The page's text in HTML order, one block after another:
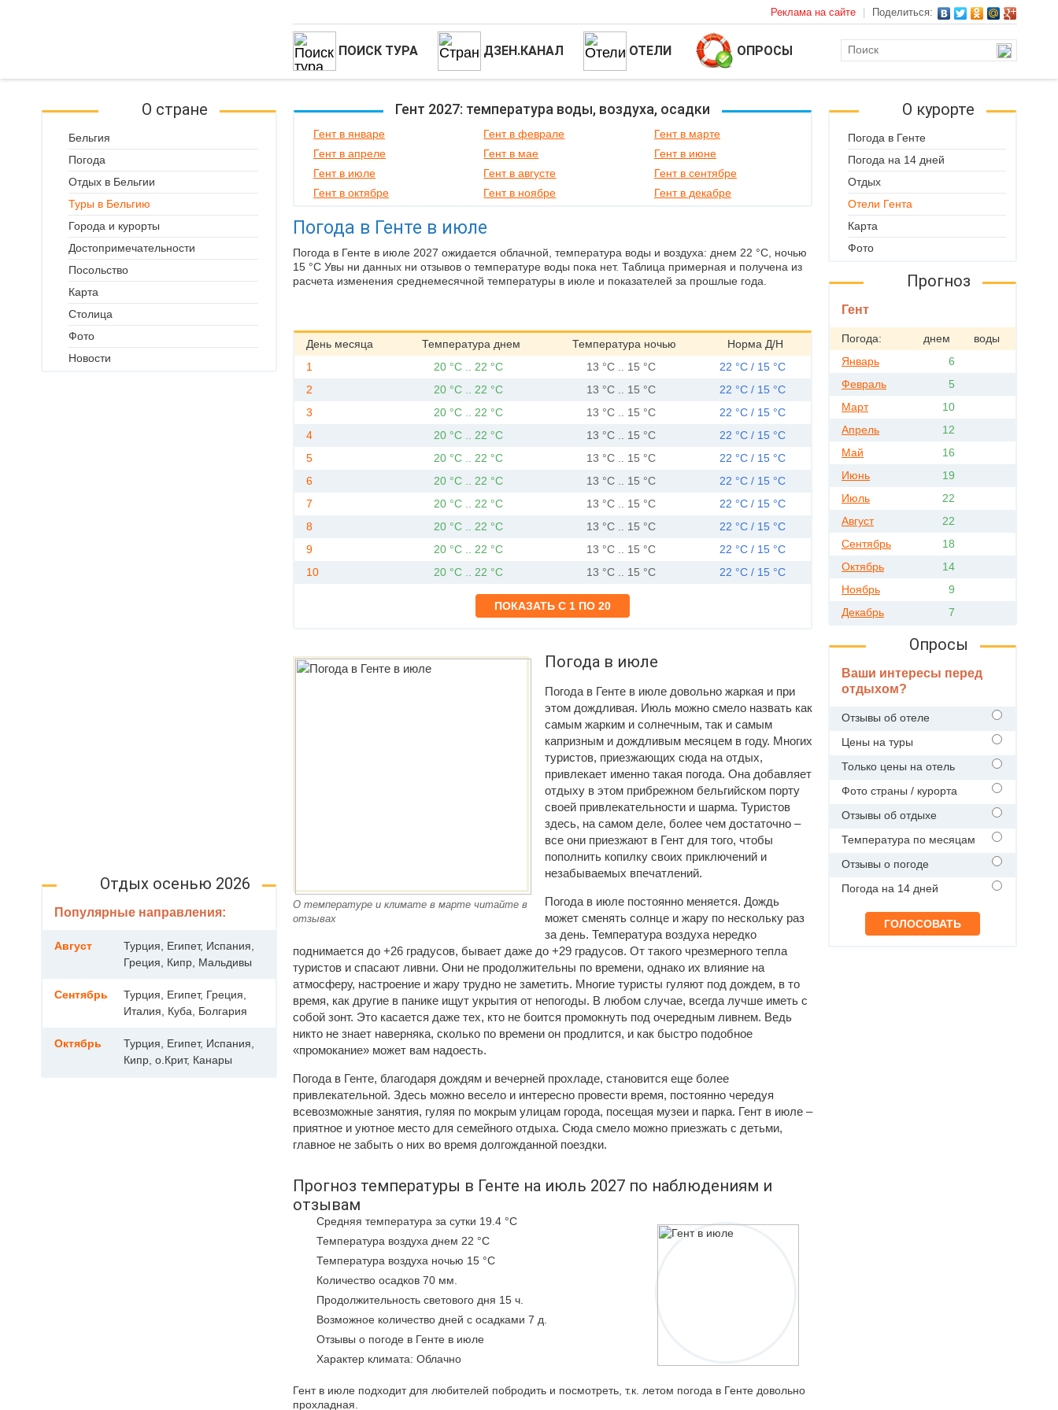
Реклама на сайте Поделиться:
ПОИСК ТУРА ДЗЕН.КАНАЛ ОТЕЛИ ОПРОСЫ
Гент 2027: температура воды, воздуха, осадки
Гент в январе Гент в феврале
Гент в марте
Гент в апреле
Гент в мае
Гент в июне
Гент в июле
Гент в августе
Гент в сентябре
Гент в октябре
Гент в ноябре Гент в декабре
Погода в Генте в июле
Погода в Генте в июле 2027 ожидается облачной, температура воды и воздуха: днем 22 °C, ночью
15 °C Увы ни данных ни отзывов о температуре воды пока нет. Таблица примерная и получена из
расчета изменения среднемесячной температуры в июле и показателей за прошлые года.
День месяца Температура днем Температура ночью
Норма Д/Н
1
20 °C .. 22 °C 13 °C .. 15 °C
22 °C / 15 °C
2
20 °C .. 22 °C 13 °C .. 15 °C
22 °C / 15 °C
3
20 °C .. 22 °C 13 °C .. 15 °C
22 °C / 15 °C
4
20 °C .. 22 °C 13 °C .. 15 °C
22 °C / 15 °C
5
20 °C .. 22 °C 13 °C .. 15 °C
22 °C / 15 °C
6
20 °C .. 22 °C 13 °C .. 15 °C
22 °C / 15 °C
7
20 °C .. 22 °C 13 °C .. 15 °C
22 °C / 15 °C
8
20 °C .. 22 °C 13 °C .. 15 °C
22 °C / 15 °C
9
20 °C .. 22 °C 13 °C .. 15 °C
22 °C / 15 °C
10
20 °C .. 22 °C 13 °C .. 15 °C 22 °C / 15 °C
О температуре и климате в марте читайте в
отзывах
Погода в июле
Погода в Генте в июле довольно жаркая и при
этом дождливая. Июль можно смело назвать как
самым жарким и солнечным, так и самым
капризным и дождливым месяцем в году. Многих
туристов, приезжающих сюда на отдых,
привлекает именно такая погода. Она добавляет
отдыху в этом прибрежном бельгийском порту
своей привлекательности и шарма. Туристов
здесь, на самом деле, более чем достаточно –
все они приезжают в Гент для того, чтобы
пополнить копилку своих приключений и
незабываемых впечатлений.
Погода в июле постоянно меняется. Дождь
может сменять солнце и жару по нескольку раз
за день. Температура воздуха нередко
поднимается до +26 градусов, бывает даже до +29 градусов. От такого чрезмерного тепла
туристов и спасают ливни. Они не продолжительны по времени, однако их влияние на
атмосферу, настроение и жару трудно не заметить. Многие туристы гуляют под дождем, в то
время, как другие в панике ищут укрытия от непогоды. В любом случае, всегда лучше иметь с
собой зонт. Это касается даже тех, кто не боится промокнуть под очередным ливнем. Ведь
никто не знает наверняка, сколько по времени он продлится, и как быстро подобное
«промокание» может вам надоесть.
Погода в Генте, благодаря дождям и вечерней прохладе, становится еще более
привлекательной. Здесь можно весело и интересно провести время, постоянно чередуя
всевозможные занятия, гуляя по мокрым улицам города, посещая музеи и парка. Гент в июле –
приятное и уютное место для семейного отдыха. Сюда смело можно приезжать с детьми,
главное не забыть о них во время долгожданной поездки.
Прогноз температуры в Генте на июль 2027 по наблюдениям и
отзывам
Средняя температура за сутки 19.4 °C
Температура воздуха днем 22 °C
Температура воздуха ночью 15 °C
Количество осадков 70 мм.
Продолжительность светового дня 15 ч.
Возможное количество дней с осадками 7 д.
Отзывы о погоде в Генте в июле
Характер климата: Облачно
Гент в июле подходит для любителей побродить и посмотреть, т.к. летом погода в Генте довольно
прохладная.
О стране
Бельгия
Погода
Отдых в Бельгии
Туры в Бельгию
Города и курорты
Достопримечательности
Посольство
Карта
Столица
Фото
Новости
Отдых осенью 2026
Популярные направления:
Август
Турция, Египет, Испания,
Греция, Кипр, Мальдивы
Сентябрь
Турция, Египет, Греция,
Италия, Куба, Болгария
Октябрь
Турция, Египет, Испания,
Кипр, о.Крит, Канары
О курорте
Погода в Генте
Погода на 14 дней
Отдых
Отели Гента
Карта
Фото
Прогноз
Гент
Погода: днем
воды
Январь
6
Февраль
5
Март
10
Апрель
12
Май
16
Июнь
19
Июль
22
Август
22
Сентябрь
18
Октябрь
14
Ноябрь
9
Декабрь
7
Опросы
Ваши интересы перед
отдыхом?
Отзывы об отеле
Цены на туры
Только цены на отель
Фото страны / курорта
Отзывы об отдыхе
Температура по месяцам
Отзывы о погоде
Погода на 14 дней